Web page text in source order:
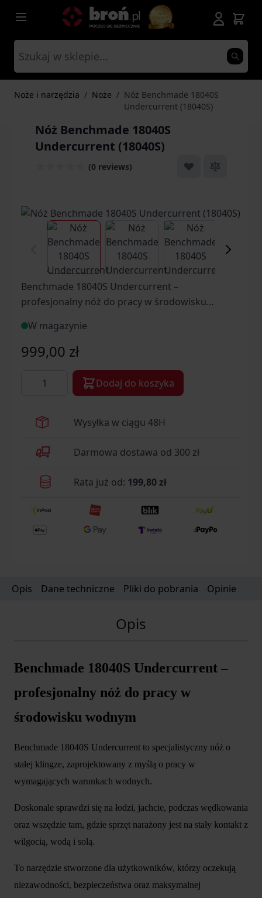
Przejdź do treści
Noże i narzędzia / Noże / Nóż Benchmade 18040S
Undercurrent (18040S)
Nóż Benchmade 18040S
Undercurrent (18040S)
(0 reviews)
View larger imageView larger imageView larger
Benchmade 18040S Undercurrent –
profesjonalny nóż do pracy w środowisku
specjalistyczny nóż o stałej klingze,
zaprojektowany z myślą o pracy w wymagających
warunkach wodnych.
W magazynie
999,00 zł
Dodaj do koszyka
Wysyłka w ciągu 48H
Darmowa dostawa od 300 zł
Rata już od: 199,80 zł
Opis Dane techniczne Pliki do pobrania Opinie
Opis
Benchmade 18040S Undercurrent –
profesjonalny nóż do pracy w
środowisku wodnym
Benchmade 18040S Undercurrent to specjalistyczny nóż o
stałej klingze, zaprojektowany z myślą o pracy w
wymagających warunkach wodnych.
Doskonale sprawdzi się na łodzi, jachcie, podczas wędkowania
oraz wszędzie tam, gdzie sprzęt narażony jest na stały kontakt z
wilgocią, wodą i solą.
To narzędzie stworzone dla użytkowników, którzy oczekują
niezawodności, bezpieczeństwa oraz maksymalnej